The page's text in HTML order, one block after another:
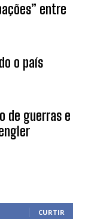
entre
o país
de guerras e
CURTIR